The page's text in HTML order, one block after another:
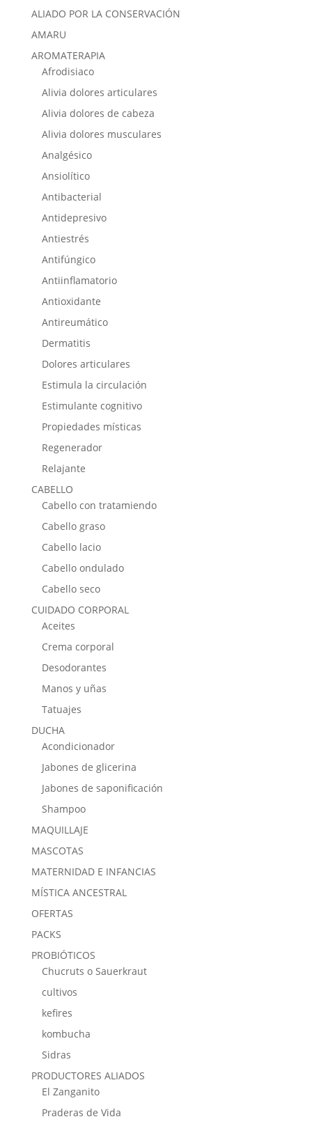
ALIADO POR LA CONSERVACIÓN
AMARU
AROMATERAPIA
Afrodisiaco
Alivia dolores articulares
Alivia dolores de cabeza
Alivia dolores musculares
Analgésico
Ansiolítico
Antibacterial
Antidepresivo
Antiestrés
Antifúngico
Antiinflamatorio
Antioxidante
Antireumático
Dermatitis
Dolores articulares
Estimula la circulación
Estimulante cognitivo
Propiedades místicas
Regenerador
Relajante
CABELLO
Cabello con tratamiendo
Cabello graso
Cabello lacio
Cabello ondulado
Cabello seco
CUIDADO CORPORAL
Aceites
Crema corporal
Desodorantes
Manos y uñas
Tatuajes
DUCHA
Acondicionador
Jabones de glicerina
Jabones de saponificación
Shampoo
MAQUILLAJE
MASCOTAS
MATERNIDAD E INFANCIAS
MÍSTICA ANCESTRAL
OFERTAS
PACKS
PROBIÓTICOS
Chucruts o Sauerkraut
cultivos
kefires
kombucha
Sidras
PRODUCTORES ALIADOS
El Zanganito
Praderas de Vida